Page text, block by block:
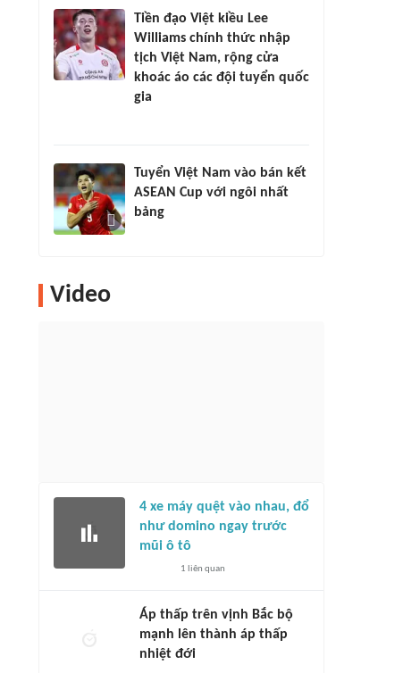
Tiền đạo Việt kiều Lee
Williams chính thức nhập
tịch Việt Nam, rộng cửa
khoác áo các đội tuyển quốc
gia
Tuyển Việt Nam vào bán kết
ASEAN Cup với ngôi nhất
bảng
Video
4 xe máy quệt vào nhau, đổ
như domino ngay trước
mũi ô tô
1 liên quan
Áp thấp trên vịnh Bắc bộ
mạnh lên thành áp thấp
nhiệt đới